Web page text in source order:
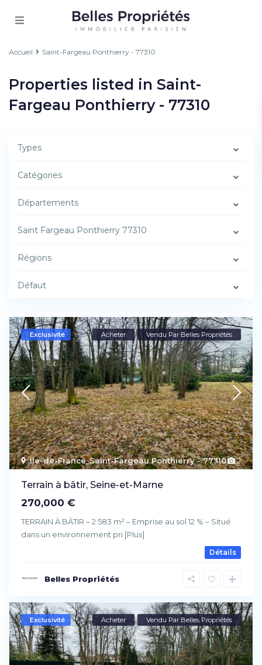
Accueil Saint-Fargeau Ponthierry - 77310
Properties listed in Saint-
Fargeau Ponthierry - 77310
Types
Catégories
Départements
Saint Fargeau Ponthierry 77310
Régions
Défaut
2
Ile-de-France,Saint-Fargeau Ponthierry - 77310
Exclusivité Acheter Vendu Par Belles Propriétés
Terrain à bâtir, Seine-et-Marne
270,000 €
TERRAIN À BÂTIR – ​2 583 m² – Emprise au sol 12 %​ – Situé
dans un environnement pri [Plus]
Détails
Belles Propriétés
Exclusivité Acheter Vendu Par Belles Propriétés